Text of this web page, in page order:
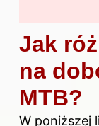
Jak
na
MTB?
W poniższej